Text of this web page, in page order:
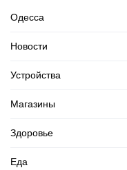
Одесса
Новости
Устройства
Магазины
Здоровье
Еда